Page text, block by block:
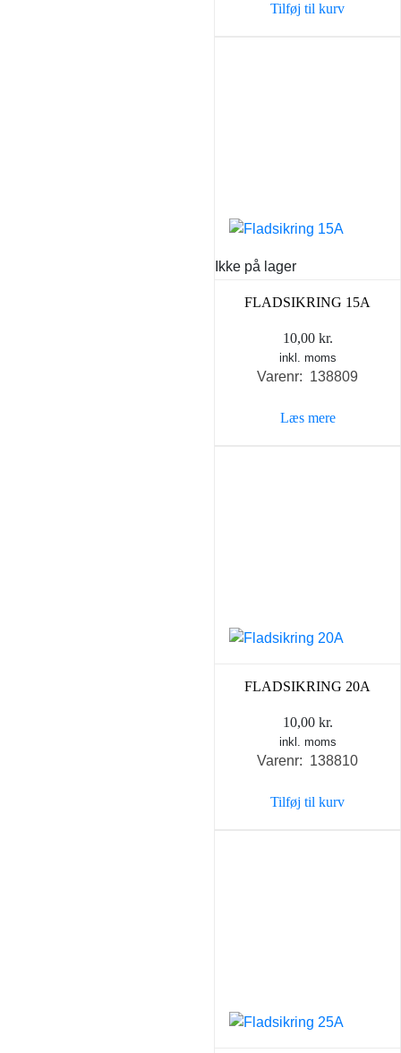
Tilføj til kurv
Ikke på lager
FLADSIKRING 15A
10,00 kr.
inkl. moms
Varenr: 138809
Læs mere
FLADSIKRING 20A
10,00 kr.
inkl. moms
Varenr: 138810
Tilføj til kurv